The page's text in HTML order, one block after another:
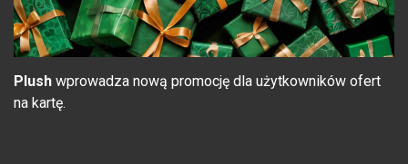
Plush wprowadza nową promocję dla użytkowników ofert
na kartę.